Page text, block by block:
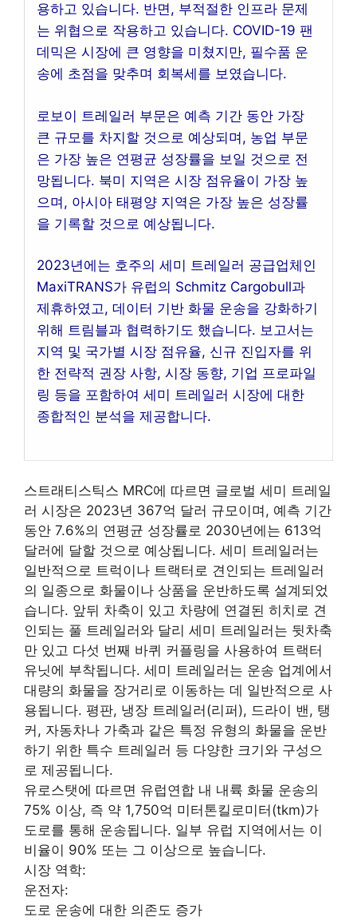
용하고 있습니다. 반면, 부적절한 인프라 문제
는 위협으로 작용하고 있습니다. COVID-19 팬
데믹은 시장에 큰 영향을 미쳤지만, 필수품 운
송에 초점을 맞추며 회복세를 보였습니다.
로보이 트레일러 부문은 예측 기간 동안 가장
큰 규모를 차지할 것으로 예상되며, 농업 부문
은 가장 높은 연평균 성장률을 보일 것으로 전
망됩니다. 북미 지역은 시장 점유율이 가장 높
으며, 아시아 태평양 지역은 가장 높은 성장률
을 기록할 것으로 예상됩니다.
2023년에는 호주의 세미 트레일러 공급업체인
MaxiTRANS가 유럽의 Schmitz Cargobull과
제휴하였고, 데이터 기반 화물 운송을 강화하기
위해 트림블과 협력하기도 했습니다. 보고서는
지역 및 국가별 시장 점유율, 신규 진입자를 위
한 전략적 권장 사항, 시장 동향, 기업 프로파일
링 등을 포함하여 세미 트레일러 시장에 대한
종합적인 분석을 제공합니다.
스트래티스틱스 MRC에 따르면 글로벌 세미 트레일
러 시장은 2023년 367억 달러 규모이며, 예측 기간
동안 7.6%의 연평균 성장률로 2030년에는 613억
달러에 달할 것으로 예상됩니다. 세미 트레일러는
일반적으로 트럭이나 트랙터로 견인되는 트레일러
의 일종으로 화물이나 상품을 운반하도록 설계되었
습니다. 앞뒤 차축이 있고 차량에 연결된 히치로 견
인되는 풀 트레일러와 달리 세미 트레일러는 뒷차축
만 있고 다섯 번째 바퀴 커플링을 사용하여 트랙터
유닛에 부착됩니다. 세미 트레일러는 운송 업계에서
대량의 화물을 장거리로 이동하는 데 일반적으로 사
용됩니다. 평판, 냉장 트레일러(리퍼), 드라이 밴, 탱
커, 자동차나 가축과 같은 특정 유형의 화물을 운반
하기 위한 특수 트레일러 등 다양한 크기와 구성으
로 제공됩니다.
유로스탯에 따르면 유럽연합 내 내륙 화물 운송의
75% 이상, 즉 약 1,750억 미터톤킬로미터(tkm)가
도로를 통해 운송됩니다. 일부 유럽 지역에서는 이
비율이 90% 또는 그 이상으로 높습니다.
시장 역학:
운전자:
도로 운송에 대한 의존도 증가